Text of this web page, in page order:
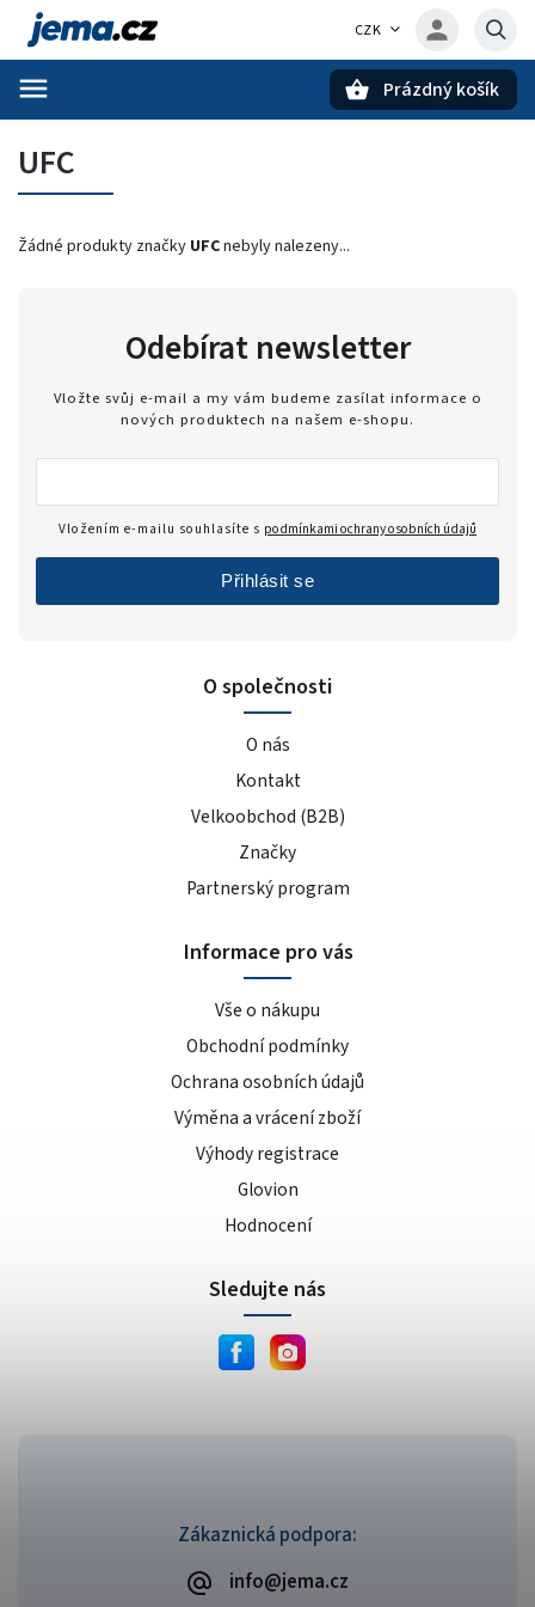
CZK
Prázdný košík
UFC
Žádné produkty značky UFCnebyly nalezeny...
Zákaznická podpora:
info@jema.cz
O společnosti
O nás
Kontakt
Velkoobchod (B2B)
Značky
Partnerský program
Informace pro vás
Vše o nákupu
Obchodní podmínky
Ochrana osobních údajů
Výměna a vrácení zboží
Výhody registrace
Glovion
Hodnocení
Odebírat newsletter
Vložte svůj e-mail a my vám budeme zasílat informace o
nových produktech na našem e-shopu.
Vložením e-mailu souhlasíte s podmínkami ochrany osobních údajů
Přihlásit se
Sledujte nás